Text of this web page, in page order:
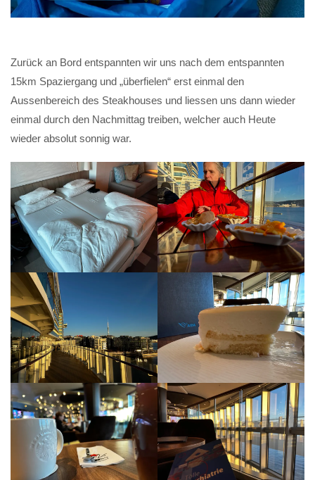
Zurück an Bord entspannten wir uns nach dem entspannten
15km Spaziergang und „überfielen“ erst einmal den
Aussenbereich des Steakhouses und liessen uns dann wieder
einmal durch den Nachmittag treiben, welcher auch Heute
wieder absolut sonnig war.